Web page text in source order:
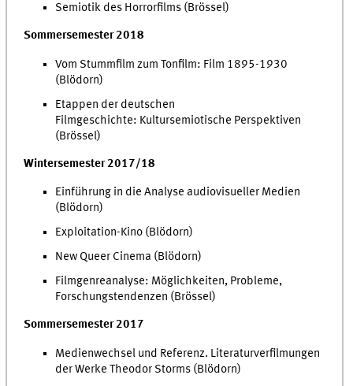
Semiotik des Horrorfilms (Brössel)
Sommersemester 2018
Vom Stummfilm zum Tonfilm: Film 1895-1930
(Blödorn)
Etappen der deutschen
Filmgeschichte: Kultursemiotische Perspektiven
(Brössel)
Wintersemester 2017/18
Einführung in die Analyse audiovisueller Medien
(Blödorn)
Exploitation-Kino (Blödorn)
New Queer Cinema (Blödorn)
Filmgenreanalyse: Möglichkeiten, Probleme,
Forschungstendenzen (Brössel)
Sommersemester 2017
Medienwechsel und Referenz. Literaturverfilmungen
der Werke Theodor Storms (Blödorn)